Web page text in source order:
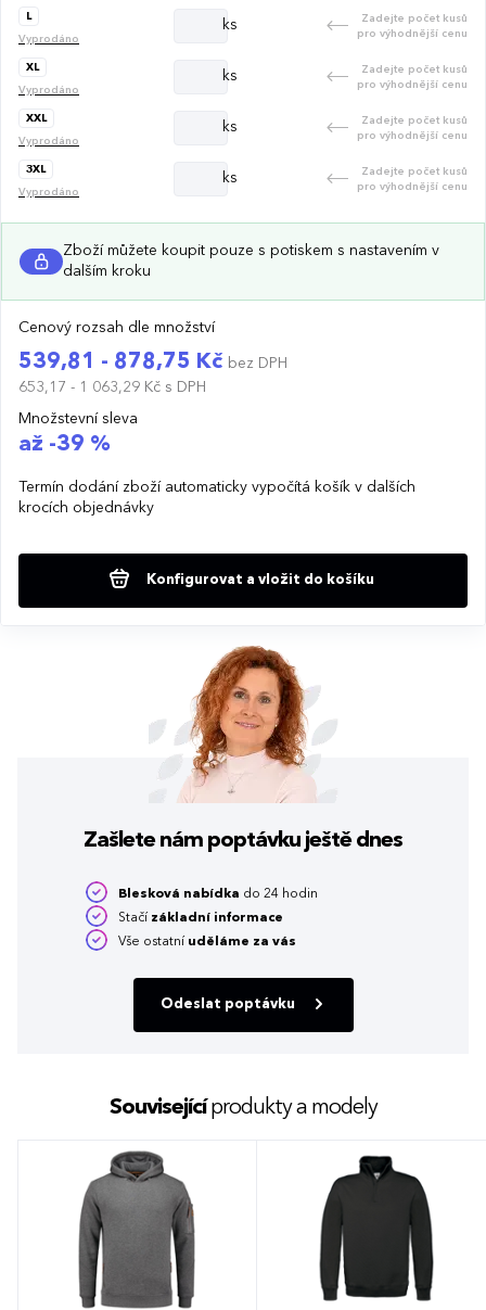
L
Vyprodáno
ks
Zadejte počet kusů
pro výhodnější cenu
XL
Vyprodáno
ks
Zadejte počet kusů
pro výhodnější cenu
XXL
Vyprodáno
ks
Zadejte počet kusů
pro výhodnější cenu
3XL
Vyprodáno
ks
Zadejte počet kusů
pro výhodnější cenu
Zboží můžete koupit pouze s potiskem s nastavením v
dalším kroku
Cenový rozsah dle množství
539,81 - 878,75 Kč bez DPH
653,17 - 1 063,29 Kč s DPH
Množstevní sleva
až -39 %
Termín dodání zboží automaticky vypočítá košík v dalších
krocích objednávky
Konfigurovat a vložit do košíku
Zašlete nám poptávku ještě dnes
Blesková nabídka do 24 hodin
Stačí základní informace
Vše ostatní uděláme za vás
Odeslat poptávku
Souvisejícíprodukty a modely